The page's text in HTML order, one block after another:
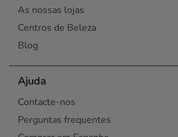
As nossas lojas
Centros de Beleza
Blog
Ajuda
Contacte-nos
Perguntas frequentes